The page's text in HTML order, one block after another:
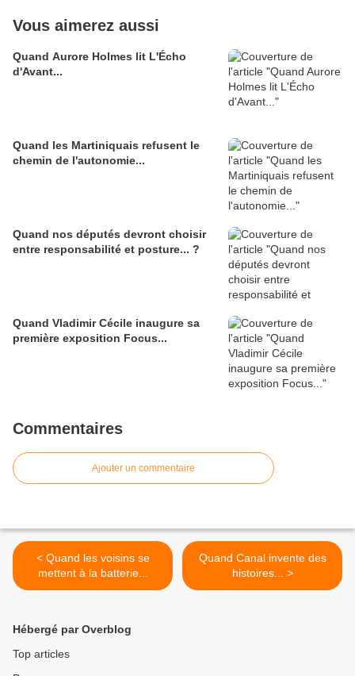
Vous aimerez aussi
Quand Aurore Holmes lit L'Écho
d'Avant...
Quand les Martiniquais refusent le
chemin de l'autonomie...
Quand nos députés devront choisir
entre responsabilité et posture... ?
Quand Vladimir Cécile inaugure sa
première exposition Focus...
Commentaires
Ajouter un commentaire
< Quand les voisins se
mettent à la batterie...
Quand Canal invente des
histoires... >
Hébergé par Overblog
Top articles